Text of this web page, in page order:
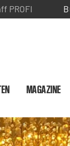
PROFI
MAGAZINE